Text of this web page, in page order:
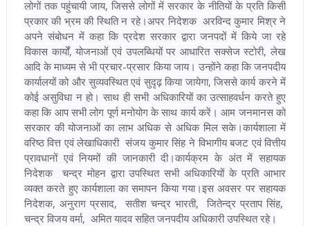
लोगों तक पहुंचायी जाय, जिससे लोगों में सरकार के नीतियों के प्रति किसी
प्रकार की भ्रम की स्थिति न रहे।अपर निदेशक अरविन्द कुमार मिश्र ने
अपने संबोधन में कहा कि प्रदेश सरकार द्वारा जनपदों में किये जा रहे
विकास कार्यों, योजनाओं एवं उपलब्धियों पर आधारित सक्सेज स्टोरी, लेख
आदि के माध्यम से भी प्रचार-प्रसार किया जाय। उन्होंने कहा कि जनपदीय
कार्यालयों को और सुव्यवस्थित एवं सुदृढ़ किया जायेगा, जिससे कार्य करने में
कोई असुविधा न हो। साथ ही सभी अधिकारियों का उत्साहवर्धन करते हुए
कहा कि आप सभी लोग पूर्ण मनोयोग के साथ कार्य करें। आम जनमानस को
सरकार की योजनाओं का लाभ अधिक से अधिक मिल सके।कार्यशाला में
वरिष्ठ वित्त एवं लेखाधिकारी संजय कुमार सिंह ने विभागीय बजट एवं वित्तीय
प्रावधानों एवं नियमों की जानकारी दी।कार्यक्रम के अंत में सहायक
निदेशक चन्द्र मोहन द्वारा उपस्थित सभी अधिकारियों के प्रति आभार
व्यक्त करते हुए कार्यशाला का समापन किया गया।इस अवसर पर सहायक
निदेशक, अनुराग प्रसाद, सतीश चन्द्र भारती, जितेन्द्र प्रताप सिंह,
चन्द्र विजय वर्मा, अमित यादव सहित जनपदीय अधिकारी उपस्थित रहे।